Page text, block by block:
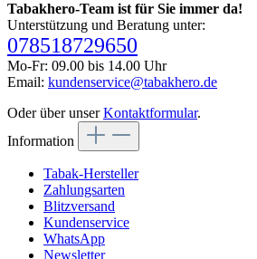
Tabakhero-Team ist für Sie immer da!
Unterstützung und Beratung unter:
078518729650
Mo-Fr: 09.00 bis 14.00 Uhr
Email: kundenservice@tabakhero.de
Oder über unserKontaktformular.
Information
Tabak-Hersteller
Zahlungsarten
Blitzversand
Kundenservice
WhatsApp
Newsletter